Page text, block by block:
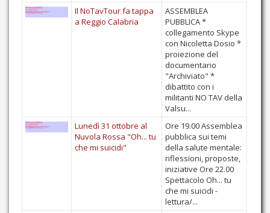
Il NoTavTour fa tappa
a Reggio Calabria
ASSEMBLEA
PUBBLICA *
collegamento Skype
con Nicoletta Dosio *
proiezione del
documentario
"Archiviato" *
dibattito con i
militanti NO TAV della
Valsu...
Lunedì 31 ottobre al
Nuvola Rossa "Oh... tu
che mi suicidi"
Ore 19.00 Assemblea
pubblica sui temi
della salute mentale:
riflessioni, proposte,
iniziative Ore 22.00
Spettacolo Oh... tu
che mi suicidi -
lettura/...